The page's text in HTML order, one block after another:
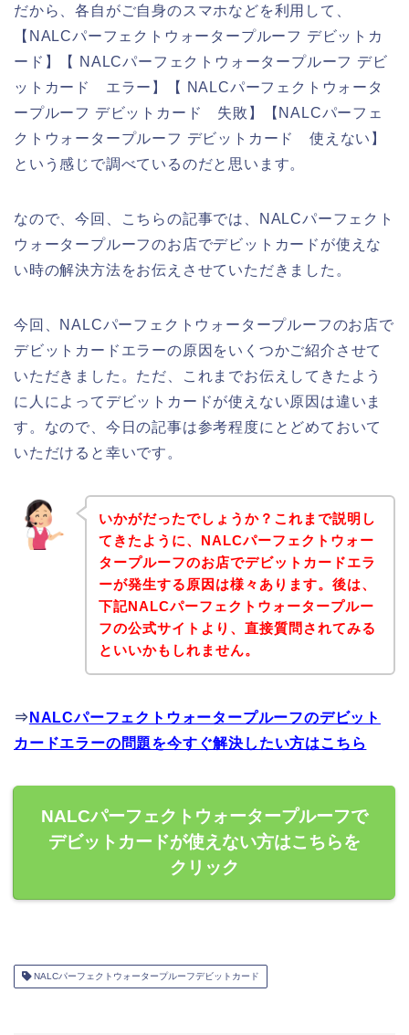
だから、各自がご自身のスマホなどを利用して、
【NALCパーフェクトウォータープルーフ デビットカ
ード】【 NALCパーフェクトウォータープルーフ デビ
ットカード エラー】【 NALCパーフェクトウォータ
ープルーフ デビットカード 失敗】【NALCパーフェ
クトウォータープルーフ デビットカード 使えない】
という感じで調べているのだと思います。
なので、今回、こちらの記事では、NALCパーフェクト
ウォータープルーフのお店でデビットカードが使えな
い時の解決方法をお伝えさせていただきました。
今回、NALCパーフェクトウォータープルーフのお店で
デビットカードエラーの原因をいくつかご紹介させて
いただきました。ただ、これまでお伝えしてきたよう
に人によってデビットカードが使えない原因は違いま
す。なので、今日の記事は参考程度にとどめておいて
いただけると幸いです。
いかがだったでしょうか？これまで説明し
てきたように、NALCパーフェクトウォー
タープルーフのお店でデビットカードエラ
ーが発生する原因は様々あります。後は、
下記NALCパーフェクトウォータープルー
フの公式サイトより、直接質問されてみる
といいかもしれません。
⇒ NALCパーフェクトウォータープルーフのデビット
カードエラーの問題を今すぐ解決したい方はこちら
NALCパーフェクトウォータープルーフで
デビットカードが使えない方はこちらを
クリック
NALCパーフェクトウォータープルーフデビットカード